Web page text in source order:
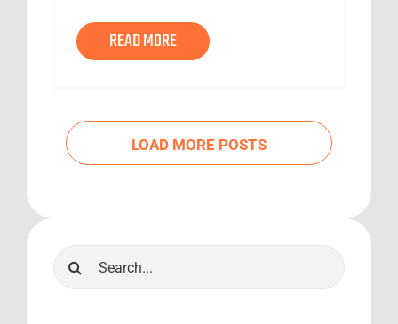
READ MORE
LOAD MORE POSTS
Search
for: